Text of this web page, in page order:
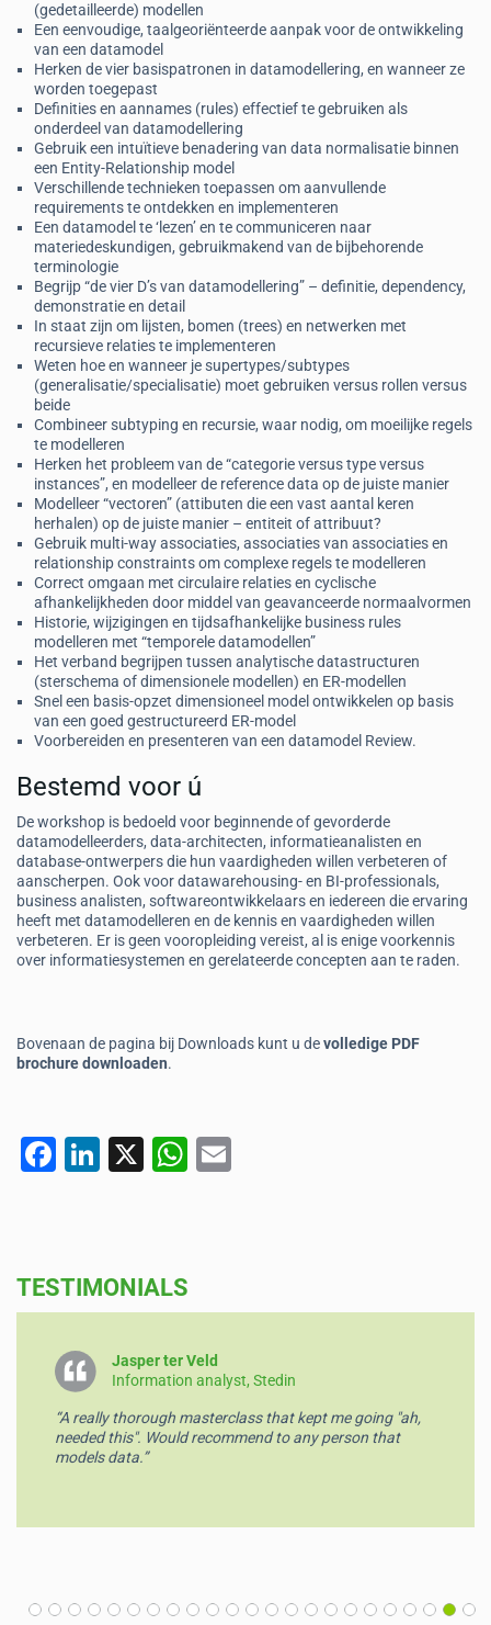
(gedetailleerde) modellen
Een eenvoudige, taalgeoriënteerde aanpak voor de ontwikkeling
van een datamodel
Herken de vier basispatronen in datamodellering, en wanneer ze
worden toegepast
Definities en aannames (rules) effectief te gebruiken als
onderdeel van datamodellering
Gebruik een intuïtieve benadering van data normalisatie binnen
een Entity-Relationship model
Verschillende technieken toepassen om aanvullende
requirements te ontdekken en implementeren
Een datamodel te ‘lezen’ en te communiceren naar
materiedeskundigen, gebruikmakend van de bijbehorende
terminologie
Begrijp “de vier D’s van datamodellering” – definitie, dependency,
demonstratie en detail
In staat zijn om lijsten, bomen (trees) en netwerken met
recursieve relaties te implementeren
Weten hoe en wanneer je supertypes/subtypes
(generalisatie/specialisatie) moet gebruiken versus rollen versus
beide
Combineer subtyping en recursie, waar nodig, om moeilijke regels
te modelleren
Herken het probleem van de “categorie versus type versus
instances”, en modelleer de reference data op de juiste manier
Modelleer “vectoren” (attibuten die een vast aantal keren
herhalen) op de juiste manier – entiteit of attribuut?
Gebruik multi-way associaties, associaties van associaties en
relationship constraints om complexe regels te modelleren
Correct omgaan met circulaire relaties en cyclische
afhankelijkheden door middel van geavanceerde normaalvormen
Historie, wijzigingen en tijdsafhankelijke business rules
modelleren met “temporele datamodellen”
Het verband begrijpen tussen analytische datastructuren
(sterschema of dimensionele modellen) en ER-modellen
Snel een basis-opzet dimensioneel model ontwikkelen op basis
van een goed gestructureerd ER-model
Voorbereiden en presenteren van een datamodel Review.
Bestemd voor ú
De workshop is bedoeld voor beginnende of gevorderde
datamodelleerders, data-architecten, informatieanalisten en
database-ontwerpers die hun vaardigheden willen verbeteren of
aanscherpen. Ook voor datawarehousing- en BI-professionals,
business analisten, softwareontwikkelaars en iedereen die ervaring
heeft met datamodelleren en de kennis en vaardigheden willen
verbeteren. Er is geen vooropleiding vereist, al is enige voorkennis
over informatiesystemen en gerelateerde concepten aan te raden.
Bovenaan de pagina bij Downloads kunt u devolledige PDF
brochure downloaden.
F
b
o
k
Li
dI
X
W
p
TESTIMONIALS
Jasper ter Veld
Information analyst, Stedin
“A really thorough masterclass that kept me going "ah,
needed this". Would recommend to any person that
models data.”